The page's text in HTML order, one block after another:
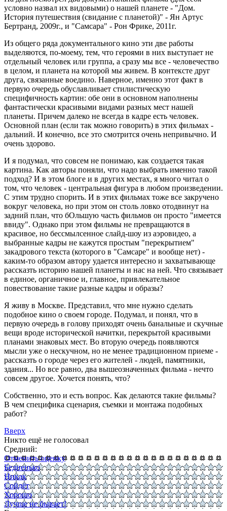
условно назвал их видовыми) о нашей планете - "Дом.
История путешествия (свидание с планетой)" - Ян Артус
Бертранд, 2009г., и "Самсара" - Рон Фрике, 2011г.
Из общего ряда документального кино эти две работы
выделяются, по-моему, тем, что героями в них выступает не
отдельный человек или группа, а сразу мы все - человечество
в целом, и планета на которой мы живем. В контексте друг
друга, связанные воедино. Наверное, именно этот факт в
первую очередь обуславливает стилистическую
специфичность картин: обе они в основном наполнены
фантастически красивыми видами разных мест нашей
планеты. Причем далеко не всегда в кадре есть человек.
Основной план (если так можно говорить) в этих фильмах -
дальний. И конечно, все это смотрится очень непривычно. И
очень здорово.
И я подумал, что совсем не понимаю, как создается такая
картина. Как авторы поняли, что надо выбрать именно такой
подход? И в этом блоге и в других местах, я много читал о
том, что человек - центральная фигура в любом произведении.
С этим трудно спорить. И в этих фильмах тоже все закручено
вокруг человека, но при этом он столь ловко отодвинут на
задний план, что бОльшую часть фильмов он просто "имеется
ввиду". Однако при этом фильмы не превращаются в
красивое, но бессмылсенное слайд-шоу из аэровидео, а
выбранные кадры не кажутся простым "перекрытием"
закадрового текста (которого в "Самсаре" и вообще нет) -
каким-то образом автору удается интересно и захватывающе
рассказть историю нашей планеты и нас на ней. Что связывает
в единое, органичное и, главное, привлекательное
повествование такие разные кадры и образы?
Я живу в Москве. Представил, что мне нужно сделать
подобное кино о своем городе. Подумал, и понял, что в
первую очередь в голову приходят очень банальные и скучные
вещи вроде исторической начитки, перекрытой красивыми
планами знаковых мест. Во вторую очередь появляются
мысли уже о нескучном, но не менее традиционном приеме -
рассказть о городе через его жителей - людей, памятники,
здания... Но все равно, два вышеозначенных фильма - нечто
совсем другое. Хочется понять, что?
Собственно, это и есть вопрос. Как делаются такие фильмы?
В чем специфика сценария, съемки и монтажа подобных
работ?
Вверх
Никто ещё не голосовал
Средний:
Отменить оценку
Бедненько
Никак
Сойдёт
Хорошо
Лучше не бывает!